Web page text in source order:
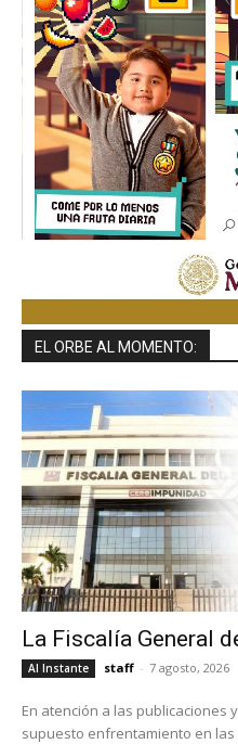
EL ORBE AL MOMENTO:
La Fiscalía General
Al Instante staff - 7 agosto, 2026
En atención a las publicaciones
supuesto enfrentamiento en